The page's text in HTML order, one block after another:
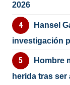
2026
Hansel
investigación
Hombre
herida tras